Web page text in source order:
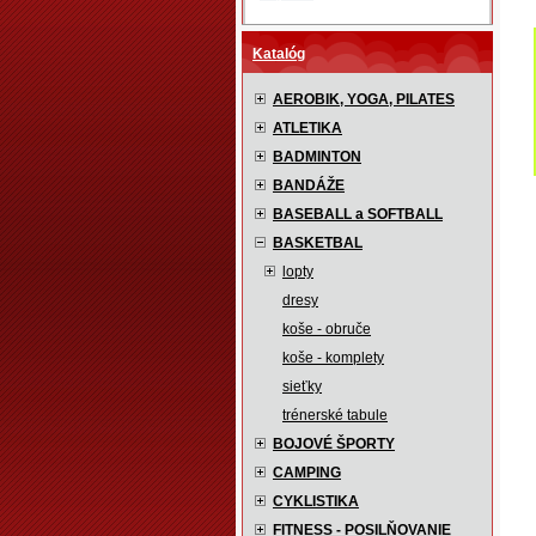
Katalóg
AEROBIK, YOGA, PILATES
ATLETIKA
BADMINTON
BANDÁŽE
BASEBALL a SOFTBALL
BASKETBAL
lopty
dresy
koše - obruče
koše - komplety
sieťky
trénerské tabule
BOJOVÉ ŠPORTY
CAMPING
CYKLISTIKA
FITNESS - POSILŇOVANIE